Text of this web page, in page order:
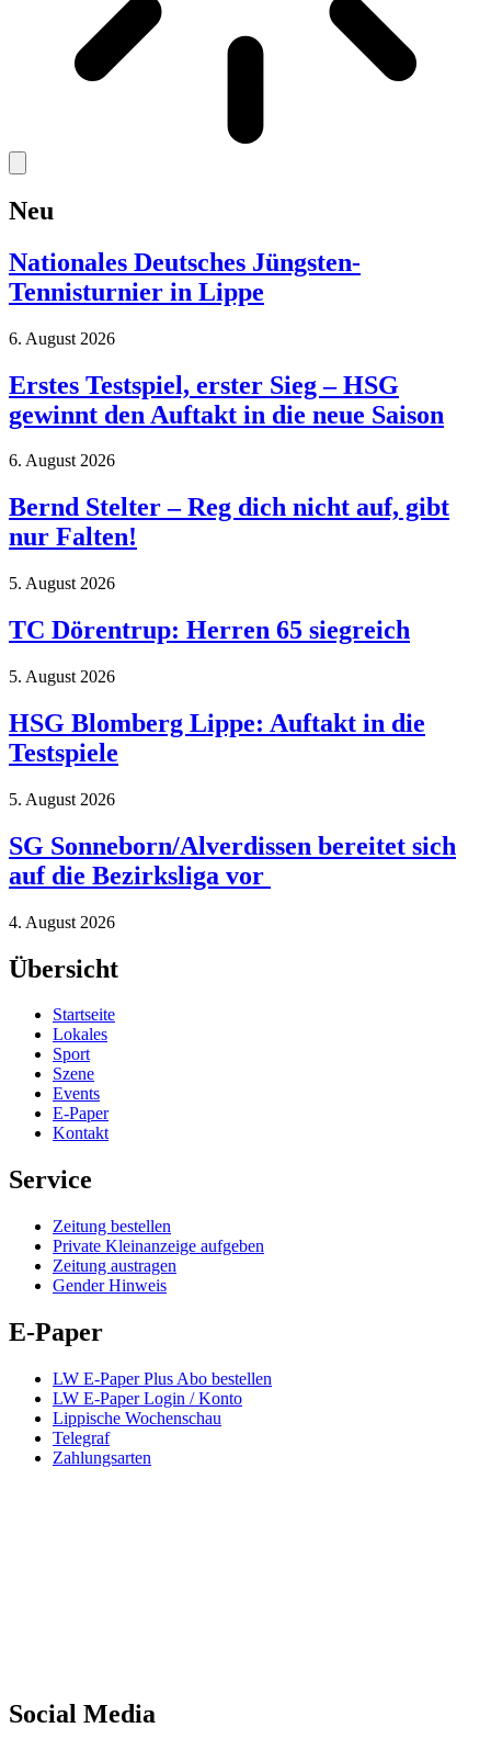
Neu
Nationales Deutsches Jüngsten-
Tennisturnier in Lippe
6. August 2026
Erstes Testspiel, erster Sieg – HSG
gewinnt den Auftakt in die neue Saison
6. August 2026
Bernd Stelter – Reg dich nicht auf, gibt
nur Falten!
5. August 2026
TC Dörentrup: Herren 65 siegreich
5. August 2026
HSG Blomberg Lippe: Auftakt in die
Testspiele
5. August 2026
SG Sonneborn/Alverdissen bereitet sich
auf die Bezirksliga vor
4. August 2026
Übersicht
Startseite
Lokales
Sport
Szene
Events
E-Paper
Kontakt
Service
Zeitung bestellen
Private Kleinanzeige aufgeben
Zeitung austragen
Gender Hinweis
E-Paper
LW E-Paper Plus Abo bestellen
LW E-Paper Login / Konto
Lippische Wochenschau
Telegraf
Zahlungsarten
Social Media